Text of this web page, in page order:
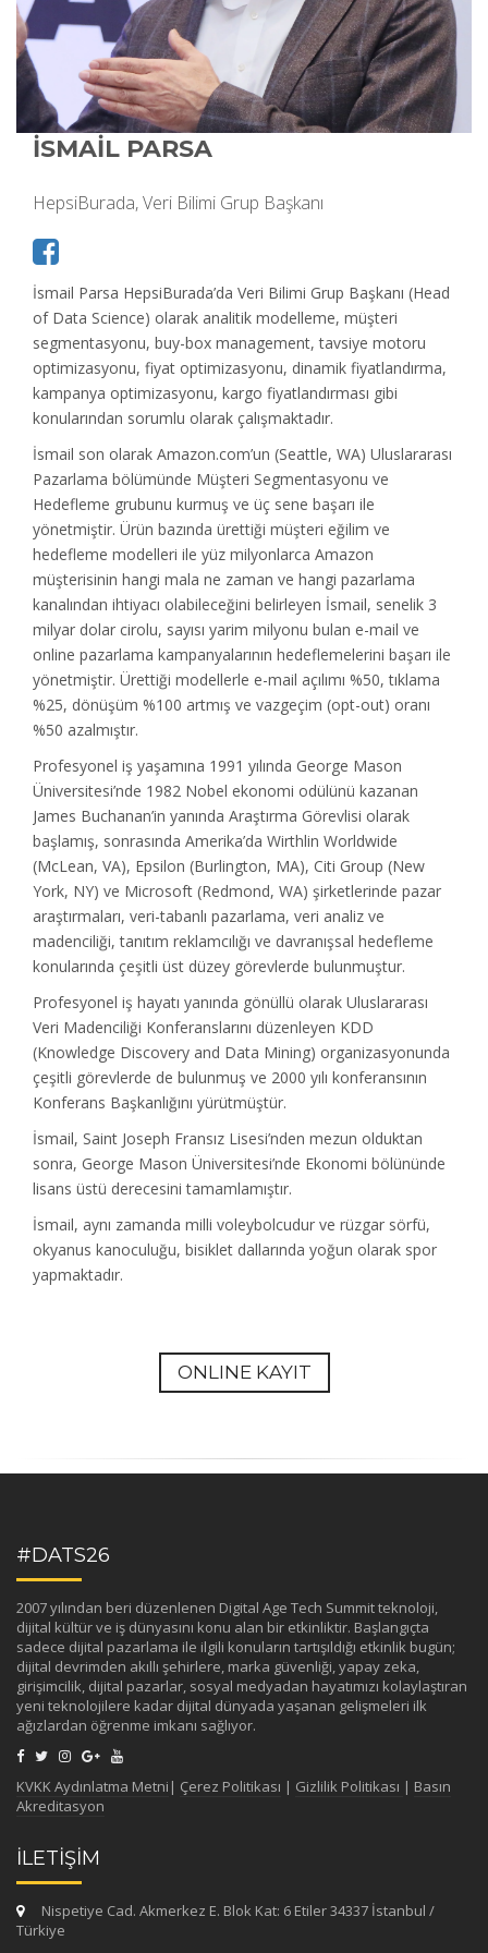
İSMAİL PARSA
HepsiBurada, Veri Bilimi Grup Başkanı
İsmail Parsa HepsiBurada’da Veri Bilimi Grup Başkanı (Head
of Data Science) olarak analitik modelleme, müşteri
segmentasyonu, buy-box management, tavsiye motoru
optimizasyonu, fiyat optimizasyonu, dinamik fiyatlandırma,
kampanya optimizasyonu, kargo fiyatlandırması gibi
konularından sorumlu olarak çalışmaktadır.
İsmail son olarak Amazon.com’un (Seattle, WA) Uluslararası
Pazarlama bölümünde Müşteri Segmentasyonu ve
Hedefleme grubunu kurmuş ve üç sene başarı ile
yönetmiştir. Ürün bazında ürettiği müşteri eğilim ve
hedefleme modelleri ile yüz milyonlarca Amazon
müşterisinin hangi mala ne zaman ve hangi pazarlama
kanalından ihtiyacı olabileceğini belirleyen İsmail, senelik 3
milyar dolar cirolu, sayısı yarim milyonu bulan e-mail ve
online pazarlama kampanyalarının hedeflemelerini başarı ile
yönetmiştir. Ürettiği modellerle e-mail açılımı %50, tıklama
%25, dönüşüm %100 artmış ve vazgeçim (opt-out) oranı
%50 azalmıştır.
Profesyonel iş yaşamına 1991 yılında George Mason
Üniversitesi’nde 1982 Nobel ekonomi odülünü kazanan
James Buchanan’in yanında Araştırma Görevlisi olarak
başlamış, sonrasında Amerika’da Wirthlin Worldwide
(McLean, VA), Epsilon (Burlington, MA), Citi Group (New
York, NY) ve Microsoft (Redmond, WA) şirketlerinde pazar
araştırmaları, veri-tabanlı pazarlama, veri analiz ve
madenciliği, tanıtım reklamcılığı ve davranışsal hedefleme
konularında çeşitli üst düzey görevlerde bulunmuştur.
Profesyonel iş hayatı yanında gönüllü olarak Uluslararası
Veri Madenciliği Konferanslarını düzenleyen KDD
(Knowledge Discovery and Data Mining) organizasyonunda
çeşitli görevlerde de bulunmuş ve 2000 yılı konferansının
Konferans Başkanlığını yürütmüştür.
İsmail, Saint Joseph Fransız Lisesi’nden mezun olduktan
sonra, George Mason Üniversitesi’nde Ekonomi bölününde
lisans üstü derecesini tamamlamıştır.
İsmail, aynı zamanda milli voleybolcudur ve rüzgar sörfü,
okyanus kanoculuğu, bisiklet dallarında yoğun olarak spor
yapmaktadır.
ONLINE KAYIT
#DATS26
2007 yılından beri düzenlenen Digital Age Tech Summit teknoloji,
dijital kültür ve iş dünyasını konu alan bir etkinliktir. Başlangıçta
sadece dijital pazarlama ile ilgili konuların tartışıldığı etkinlik bugün;
dijital devrimden akıllı şehirlere, marka güvenliği, yapay zeka,
girişimcilik, dijital pazarlar, sosyal medyadan hayatımızı kolaylaştıran
yeni teknolojilere kadar dijital dünyada yaşanan gelişmeleri ilk
ağızlardan öğrenme imkanı sağlıyor.
KVKK Aydınlatma Metni | Çerez Politikası | Gizlilik Politikası | Basın
Akreditasyon
İLETİŞİM
Nispetiye Cad. Akmerkez E. Blok Kat: 6 Etiler 34337 İstanbul /
Türkiye